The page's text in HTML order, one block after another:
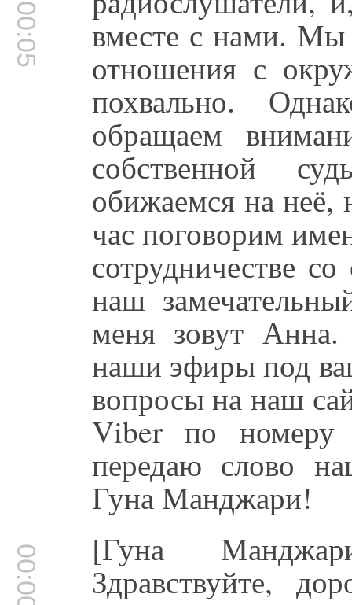
вместе с нами. Мы
отношения с
похвально.
обращаем
собственной
обижаемся на
час поговорим
сотрудничестве
наш
меня зовут Анна.
наши эфиры под
вопросы на наш
Viber по номеру
передаю слово
Гуна Манджари!
[Гуна
Здравствуйте,